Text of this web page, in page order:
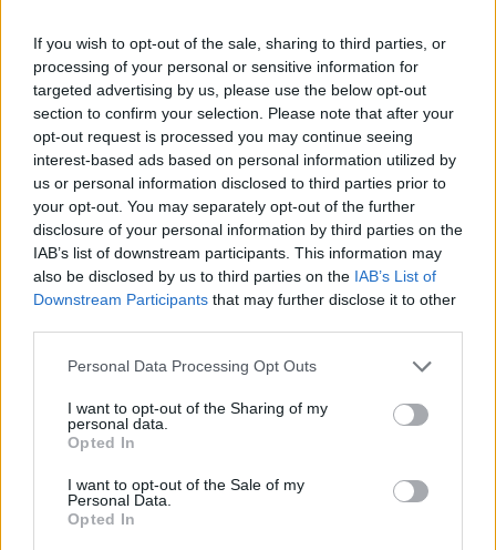
If you wish to opt-out of the sale, sharing to third parties, or
processing of your personal or sensitive information for
targeted advertising by us, please use the below opt-out
section to confirm your selection. Please note that after your
opt-out request is processed you may continue seeing
interest-based ads based on personal information utilized by
us or personal information disclosed to third parties prior to
your opt-out. You may separately opt-out of the further
disclosure of your personal information by third parties on the
IAB’s list of downstream participants. This information may
also be disclosed by us to third parties on the IAB’s List of
Downstream Participants that may further disclose it to other
Personal Data Processing Opt Outs
I want to opt-out of the Sharing of my
personal data.
Opted In
I want to opt-out of the Sale of my
Personal Data.
Opted In
Il Monastir riparte dai pilastri Masia, Pinna e
Aloia, il primo acquisto è Loru
7 Ago 2026
Gran colpo dell'Ossese, per la difesa c'è l'ex
Torres Riccardo Idda
7 Ago 2026
L'Ossese si prepara all'esordio in D: Forzati,
Cabrera, Tesio, Limongelli, Bolzicco e tanti
Sportiva in Srl
7 Ago 2026